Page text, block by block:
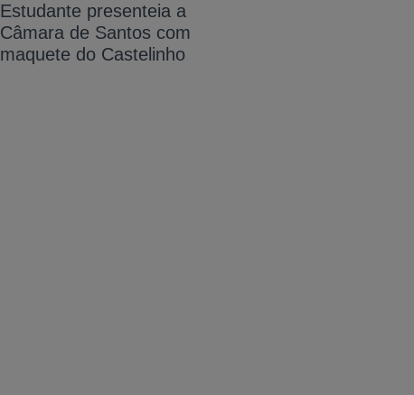
Estudante presenteia a
Câmara de Santos com
maquete do Castelinho